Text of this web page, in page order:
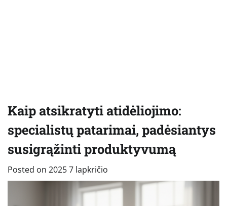
Kaip atsikratyti atidėliojimo:
specialistų patarimai, padėsiantys
susigrąžinti produktyvumą
Posted on 2025 7 lapkričio